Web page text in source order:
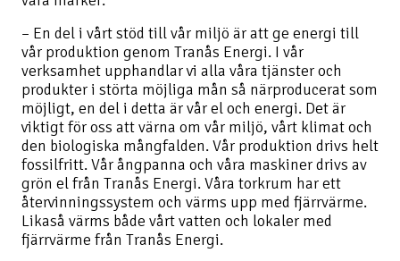
– En del i vårt stöd till vår miljö är att ge energi till
vår produktion genom Tranås Energi. I vår
verksamhet upphandlar vi alla våra tjänster och
produkter i störta möjliga mån så närproducerat som
möjligt, en del i detta är vår el och energi. Det är
viktigt för oss att värna om vår miljö, vårt klimat och
den biologiska mångfalden. Vår produktion drivs helt
fossilfritt. Vår ångpanna och våra maskiner drivs av
grön el från Tranås Energi. Våra torkrum har ett
återvinningssystem och värms upp med fjärrvärme.
Likaså värms både vårt vatten och lokaler med
fjärrvärme från Tranås Energi.